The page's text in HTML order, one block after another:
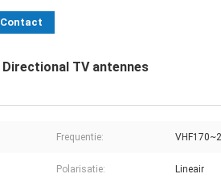
Contact
TV antennes
Frequentie:
Polarisatie: Lineair